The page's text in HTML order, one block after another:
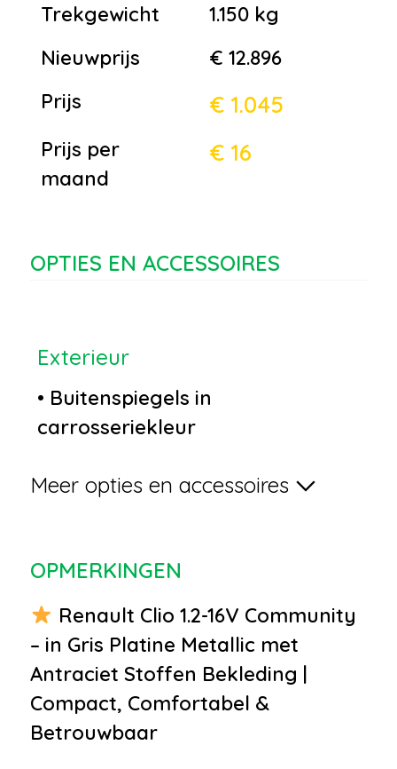
Trekgewicht
1.150 kg
Nieuwprijs
€ 12.896
Prijs
€ 1.045
Prijs per
maand
€ 16
OPTIES EN ACCESSOIRES
Exterieur
• Buitenspiegels in
carrosseriekleur
•Centrale deurvergrendeling
•Mistlampen voor
• Getint glas
Infotainment
•Audio installatie
•Radio cd speler
Interieur
Meer opties en accessoires
OPMERKINGEN
Renault Clio 1.2-16V Community
– in Gris Platine Metallic met
Antraciet Stoffen Bekleding |
Compact, Comfortabel &
Betrouwbaar